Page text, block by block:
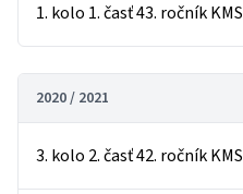
1. kolo 1. časť 43. ročník KMS
2020 / 2021
3. kolo 2. časť 42. ročník KMS